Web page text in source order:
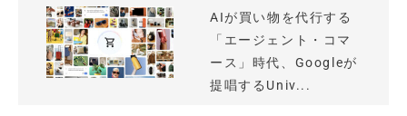
AIが買い物を代行する
「エージェント・コマ
ース」時代、Googleが
提唱するUniv...